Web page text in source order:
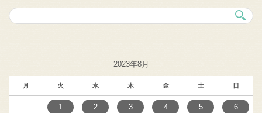
2023年8月
月 火 水 木 金 土 日
1 2 3 4 5 6